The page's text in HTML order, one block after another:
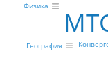
География
Физика